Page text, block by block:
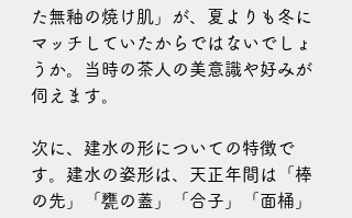
た無釉の焼け肌」が、夏よりも冬に
マッチしていたからではないでしょ
うか。当時の茶人の美意識や好みが
伺えます。
次に、建水の形についての特徴で
す。建水の姿形は、天正年間は「棒
の先」「甕の蓋」「合子」「面桶」